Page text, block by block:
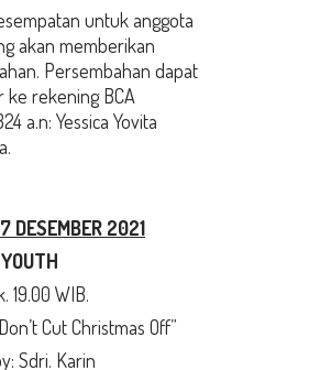
untuk anggota
akan memberikan
Persembahan dapat
ke rekening BCA
a.n: Yessica Yovita
DESEMBER 2021
19.00 WIB.
Cut Christmas Off”
Sdri. Karin